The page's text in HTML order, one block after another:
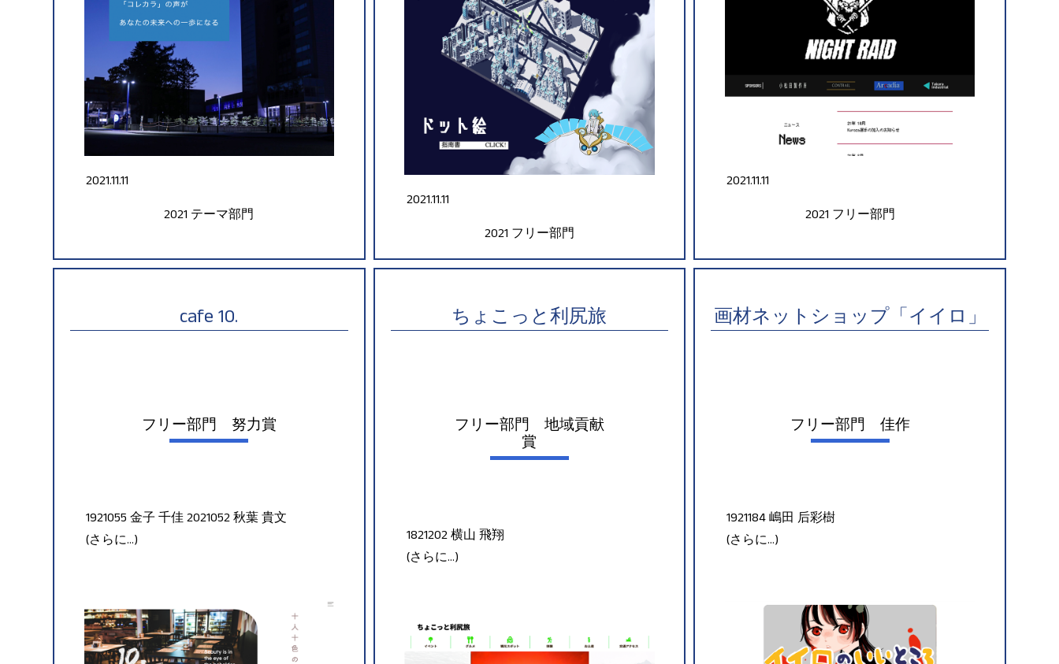
2021.11.11
2021 テーマ部門
2021.11.11
2021 フリー部門
2021.11.11
2021 フリー部門
cafe 10.
フリー部門 努力賞
1921055 金子 千佳 2021052 秋葉 貴文
(さらに…)
ちょこっと利尻旅
フリー部門 地域貢献
賞
1821202 横山 飛翔
(さらに…)
画材ネットショップ「イイロ」
フリー部門 佳作
1921184 嶋田 后彩樹
(さらに…)